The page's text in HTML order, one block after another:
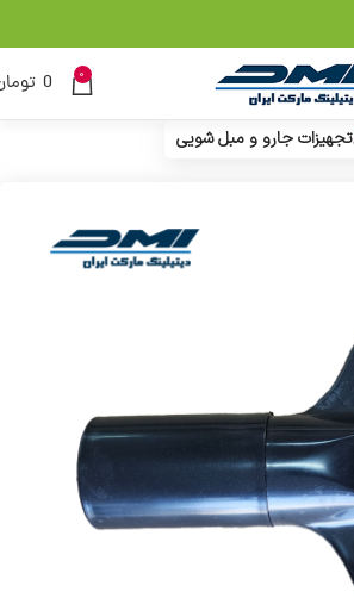
0
0
تجهیزات جارو و مبل شویی